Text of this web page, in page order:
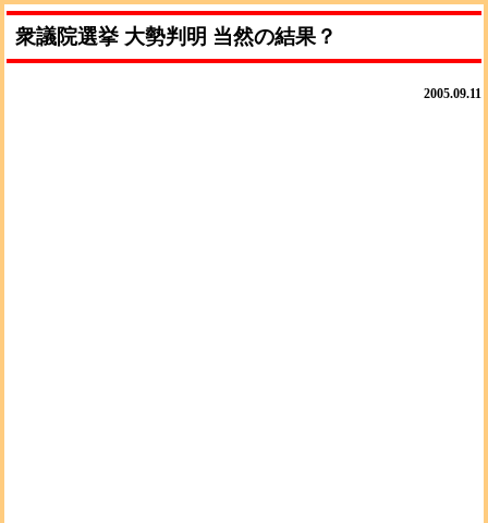
衆議院選挙 大勢判明 当然の結果？
2005.09.11